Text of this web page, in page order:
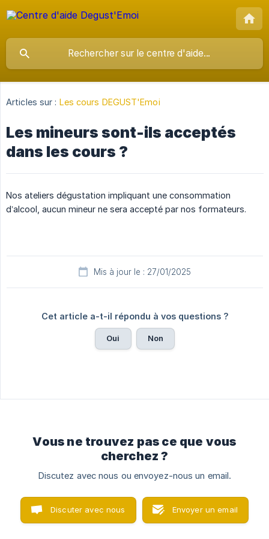
Articles sur : Les cours DEGUST'Emoi
Les mineurs sont-ils acceptés
dans les cours ?
Nos ateliers dégustation impliquant une consommation
d’alcool, aucun mineur ne sera accepté par nos formateurs.
Mis à jour le : 27/01/2025
Cet article a-t-il répondu à vos questions ?
Oui Non
Vous ne trouvez pas ce que vous
cherchez ?
Discutez avec nous ou envoyez-nous un email.
Discuter avec nous Envoyer un email